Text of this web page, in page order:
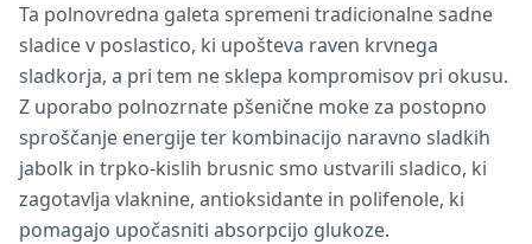
Ta polnovredna galeta spremeni tradicionalne sadne
sladice v poslastico, ki upošteva raven krvnega
sladkorja, a pri tem ne sklepa kompromisov pri okusu.
Z uporabo polnozrnate pšenične moke za postopno
sproščanje energije ter kombinacijo naravno sladkih
jabolk in trpko-kislih brusnic smo ustvarili sladico, ki
zagotavlja vlaknine, antioksidante in polifenole, ki
pomagajo upočasniti absorpcijo glukoze.